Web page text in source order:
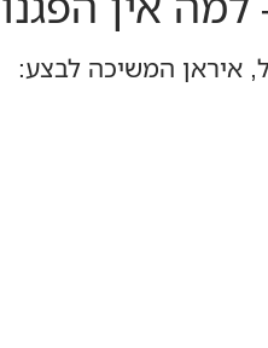
איראן המשיכה לבצע: